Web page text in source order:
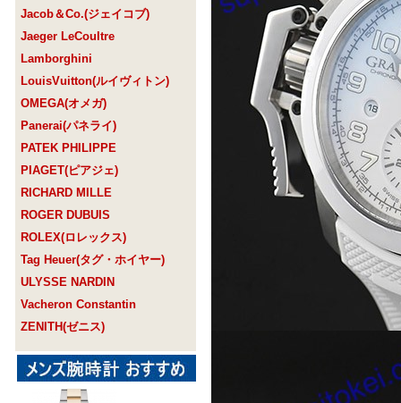
Jacob＆Co.(ジェイコブ)
Jaeger LeCoultre
Lamborghini
LouisVuitton(ルイヴィトン)
OMEGA(オメガ)
Panerai(パネライ)
PATEK PHILIPPE
PIAGET(ピアジェ)
RICHARD MILLE
ROGER DUBUIS
ROLEX(ロレックス)
Tag Heuer(タグ・ホイヤー)
ULYSSE NARDIN
Vacheron Constantin
ZENITH(ゼニス)